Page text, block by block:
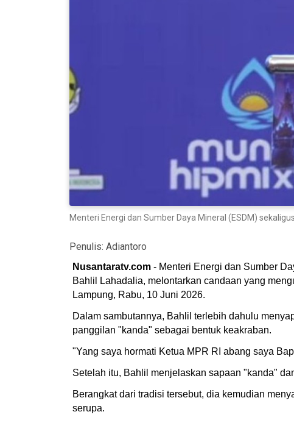
Menteri Energi dan Sumber Daya Mineral (ESDM)
Penulis: Adiantoro
Nusantaratv.com - Menteri Energi dan Sumber
Bahlil Lahadalia, melontarkan candaan yang
Lampung, Rabu, 10 Juni 2026.
Dalam sambutannya, Bahlil terlebih dahulu
panggilan "kanda" sebagai bentuk keakraban.
"Yang saya hormati Ketua MPR RI abang saya
Setelah itu, Bahlil menjelaskan sapaan "kanda"
Berangkat dari tradisi tersebut, dia kemudian
serupa.